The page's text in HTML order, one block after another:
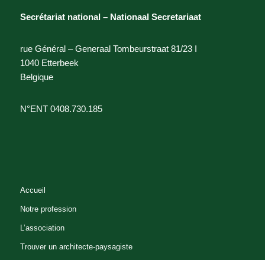
Secrétariat national – Nationaal Secretariaat
rue Général – Generaal Tombeurstraat 81/23 I
1040 Etterbeek
Belgique
N°ENT 0408.730.185
Accueil
Notre profession
L’association
Trouver un architecte-paysagiste